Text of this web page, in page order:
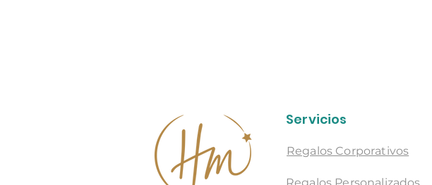
Servicios
Regalos Corporativos